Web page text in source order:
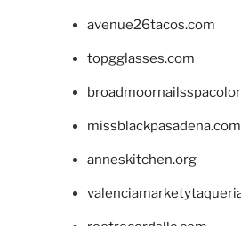
avenue26tacos.com
topgglasses.com
missblackpasadena.com
anneskitchen.org